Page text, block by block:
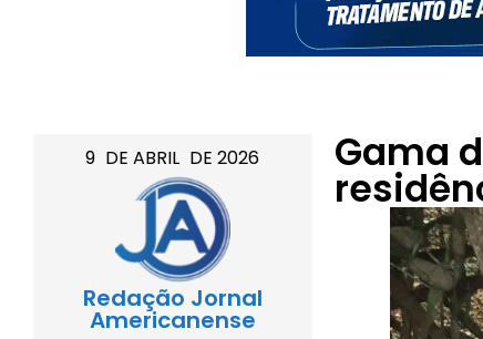
9 DEABRIL DE2026
Redação Jornal
Americanense
Gama